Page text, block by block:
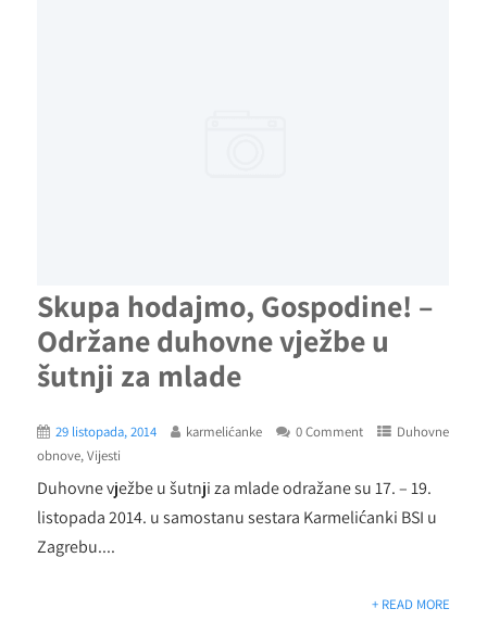
Skupa hodajmo, Gospodine! –
Održane duhovne vježbe u
šutnji za mlade
29 listopada, 2014 karmelićanke 0 Comment
Duhovne
obnove,Vijesti
Duhovne vježbe u šutnji za mlade odražane su 17. – 19.
listopada 2014. u samostanu sestara Karmelićanki BSI u
Zagrebu....
+ READ MORE